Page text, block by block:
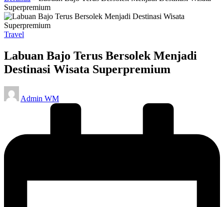
Superpremium
Posted
Travel
Labuan Bajo Terus Bersolek Menjadi
Destinasi Wisata Superpremium
Posted
by
Admin WM